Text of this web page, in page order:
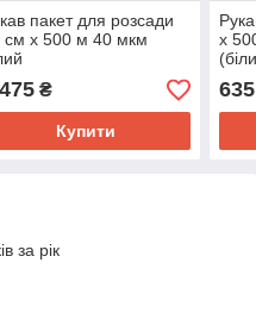
пакет для розсади
см х 500 м 40 мкм
₴
Купити
х
635
за рік